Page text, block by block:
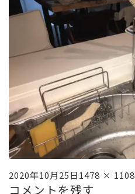
投
稿
2020年10月25日フ
ル
1478 × 1108
コメントを残す